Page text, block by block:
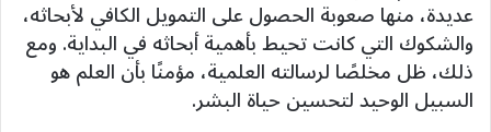
عديدة، منها صعوبة الحصول على التمويل الكافي لأبحاثه،
والشكوك التي كانت تحيط بأهمية أبحاثه في البداية. ومع
ذلك، ظل مخلصًا لرسالته العلمية، مؤمنًا بأن العلم هو
السبيل الوحيد لتحسين حياة البشر.